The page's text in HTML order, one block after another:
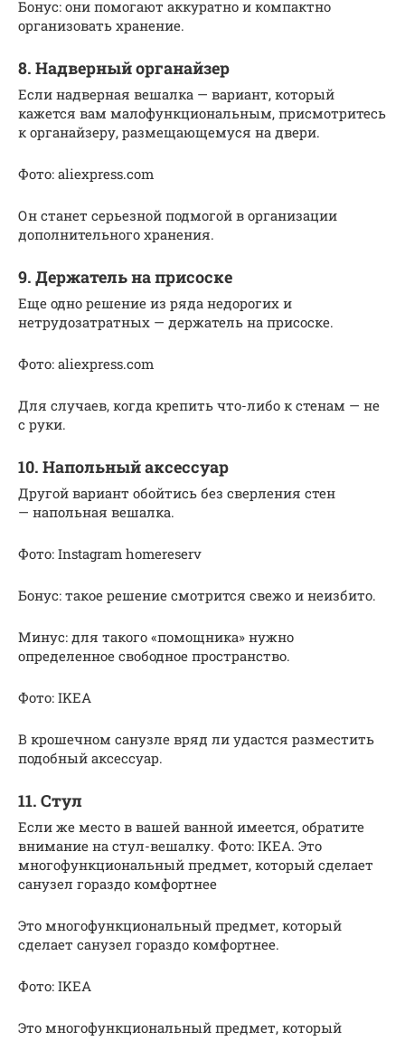
Бонус: они помогают аккуратно и компактно
организовать хранение.
8. Надверный органайзер
Если надверная вешалка — вариант, который
кажется вам малофункциональным, присмотритесь
к органайзеру, размещающемуся на двери.
Фото: aliexpress.com
Он станет серьезной подмогой в организации
дополнительного хранения.
9. Держатель на присоске
Еще одно решение из ряда недорогих и
нетрудозатратных — держатель на присоске.
Фото: aliexpress.com
Для случаев, когда крепить что-либо к стенам — не
с руки.
10. Напольный аксессуар
Другой вариант обойтись без сверления стен
— напольная вешалка.
Фото: Instagram homereserv
Бонус: такое решение смотрится свежо и неизбито.
Минус: для такого «помощника» нужно
определенное свободное пространство.
Фото: IKEA
В крошечном санузле вряд ли удастся разместить
подобный аксессуар.
11. Стул
Если же место в вашей ванной имеется, обратите
внимание на стул-вешалку. Фото: IKEA. Это
многофункциональный предмет, который сделает
санузел гораздо комфортнее
Это многофункциональный предмет, который
сделает санузел гораздо комфортнее.
Фото: IKEA
Это многофункциональный предмет, который